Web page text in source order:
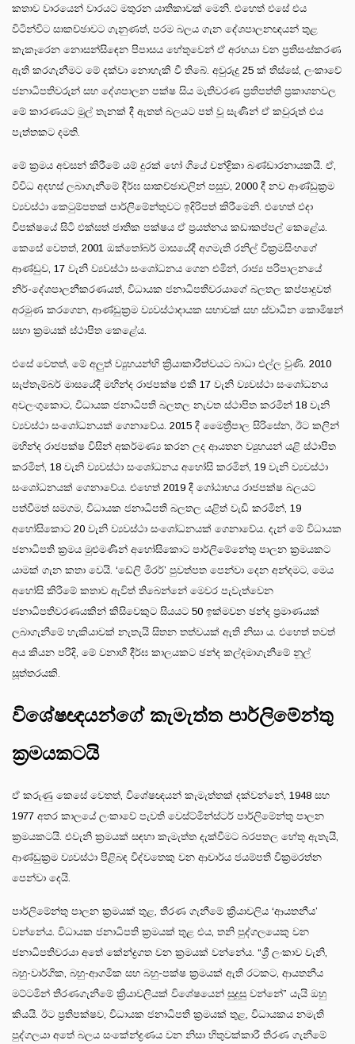
කතාව වාරයෙන් වාරයට මතුරන යාතිකාවක් මෙනි. එහෙත් එසේ එය
විටින්විට සාකච්ඡාවට ගැනුණත්, පරම බලය ගැන දේශපාලනඥයන් තුළ
කැකෑරෙන නොසන්සිඳෙන පිපාසය හේතුවෙන් ඒ අරභයා වන ප්‍රතිසංස්කරණ
ඇති කරගැනීමට මේ දක්වා නොහැකි වී තිබේ. අවුරුදු 25 ක් තිස්සේ, ලංකාවේ
ජනාධිපතිවරුන් සහ දේශපාලන පක්ෂ සිය මැතිවරණ ප්‍රතිපත්ති ප්‍රකාශනවල
මේ කාරණයට මුල් තැනක් දී ඇතත් බලයට පත් වූ සැණින් ඒ කවුරුත් එය
පැත්තකට දමති.
මේ ක්‍රමය අවසන් කිරීමේ යම් දුරක් හෝ ගියේ චන්ද්‍රිකා බණ්ඩාරනායකයි. ඒ,
විවිධ අදහස් ලබාගැනීමේ දීර්ඝ සාකච්ඡාවලින් පසුව, 2000 දී නව ආණ්ඩුක්‍රම
ව්‍යවස්ථා කෙටුම්පතක් පාර්ලිමේන්තුවට ඉදිරිපත් කිරීමෙනි. එහෙත් එදා
විපක්ෂයේ සිටි එක්සත් ජාතික පක්ෂය ඒ ප්‍රයත්නය කඩාකප්පල් කෙළේය.
කෙසේ වෙතත්, 2001 ඔක්තෝබර් මාසයේදී අගමැති රනිල් වික්‍රමසිංහගේ
ආණ්ඩුව, 17 වැනි ව්‍යවස්ථා සංශෝධනය ගෙන එමින්, රාජ්‍ය පරිපාලනයේ
නිර්-දේශපාලනීකරණයත්, විධායක ජනාධිපතිවරයාගේ බලතල කප්පාදුවත්
අරමුණ කරගෙන, ආණ්ඩුක්‍රම ව්‍යවස්ථාදායක සභාවක් සහ ස්වාධීන කොමිෂන්
සභා ක්‍රමයක් ස්ථාපිත කෙළේය.
එසේ වෙතත්, මේ අලුත් ව්‍යුහයන්හි ක්‍රියාකාරීත්වයට බාධා එල්ල වුණි. 2010
සැප්තැම්බර් මාසයේදී මහින්ද රාජපක්ෂ එකී 17 වැනි ව්‍යවස්ථා සංශෝධනය
අවලංගුකොට, විධායක ජනාධිපති බලතල නැවත ස්ථාපිත කරමින් 18 වැනි
ව්‍යවස්ථා සංශෝධනයක් ගෙනාවේය. 2015 දී මෛත්‍රීපාල සිරිසේන, ඊට කලින්
මහින්ද රාජපක්ෂ විසින් අකර්මණ්‍ය කරන ලද ආයතන ව්‍යුහයන් යළි ස්ථාපිත
කරමින්, 18 වැනි ව්‍යවස්ථා සංශෝධනය අහෝසි කරමින්, 19 වැනි ව්‍යවස්ථා
සංශෝධනයක් ගෙනාවේය. එහෙත් 2019 දී ගෝඨාභය රාජපක්ෂ බලයට
පත්වීමත් සමගම, විධායක ජනාධිපති බලතල යළිත් වැඩි කරමින්, 19
අහෝසිකොට 20 වැනි ව්‍යවස්ථා සංශෝධනයක් ගෙනාවේය. දැන් මේ විධායක
ජනාධිපති ක්‍රමය මුළුමණින් අහෝසිකොට පාර්ලිමේනේතු පාලන ක්‍රමයකට
යාමක් ගැන කතා වෙයි. ‘ඩේලි මිරර්’ පුවත්පත පෙන්වා දෙන අන්දමට, මෙය
අහෝසි කිරීමේ කතාව ඇවිත් තිබෙන්නේ මෙවර පැවැත්වෙන
ජනාධිපතිවරණයකින් කිසිවෙකුට සියයට 50 ඉක්මවන ඡන්ද ප්‍රමාණයක්
ලබාගැනීමේ හැකියාවක් නැතැයි සිතන තත්වයක් ඇති නිසා ය. එහෙත් තවත්
අය කියන පරිදි, මේ වනාහී දීර්ඝ කාලයකට ඡන්ද කල්දමාගැනීමේ නූල්
සූත්තරයකි.
විශේෂඥයන්ගේ කැමැත්ත පාර්ලිමේන්තු
ක්‍රමයකටයි
ඒ කරුණු කෙසේ වෙතත්, විශේෂඥයන් කැමැත්තක් දක්වන්නේ, 1948 සහ
1977 අතර කාලයේ ලංකාවේ පැවති වෙස්ට්මින්ස්ටර් පාර්ලිමේන්තු පාලන
ක්‍රමයකටයි. එවැනි ක්‍රමයක් සඳහා කැමැත්ත දැක්වීමට බරපතල හේතු ඇතැයි,
ආණ්ඩුක්‍රම ව්‍යවස්ථා පිළිබඳ විද්වතෙකු වන ආචාර්ය ජයම්පති වික්‍රමරත්න
පෙන්වා දෙයි.
පාර්ලිමේන්තු පාලන ක්‍රමයක් තුළ, තීරණ ගැනීමේ ක්‍රියාවලිය ‘ආයතනීය’
වන්නේය. විධායක ජනාධිපති ක්‍රමයක් තුළ එය, තනි පුද්ගලයෙකු වන
ජනාධිපතිවරයා අතේ කේන්ද්‍රගත වන ක්‍රමයක් වන්නේය. “ශ්‍රී ලංකාව වැනි,
බහු-වාර්ගික, බහු-ආගමික සහ බහු-පක්ෂ ක්‍රමයක් ඇති රටකට, ආයතනීය
මට්ටමින් තීරණගැනීමේ ක්‍රියාවලියක් විශේෂයෙන් සුදුසු වන්නේ” යැයි ඔහු
කියයි. ඊට ප්‍රතිපක්ෂව, විධායක ජනාධිපති ක්‍රමයක් තුළ, විධායකය නමැති
පුද්ගලයා අතේ බලය සංකේන්ද්‍රණය වන නිසා හිතුවක්කාරී තීරණ ගැනීමේ